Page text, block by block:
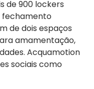
de 900 lockers
fechamento
de dois espaços
amamentação,
Acquamotion
sociais como